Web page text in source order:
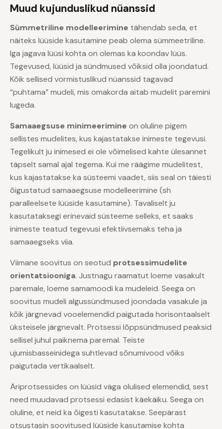
Muud kujunduslikud nüanssid
Sümmetriline modelleerimine tähendab seda, et
näiteks lüüside kasutamine peab olema sümmeetriline.
Iga jagava lüüsi kohta on olemas ka koondav lüüs.
Tegevused, lüüsid ja sündmused võiksid olla joondatud.
Kõik sellised vormistuslikud nüanssid tagavad
“puhtama” mudeli, mis omakorda aitab mudelit paremini
lugeda.
Samaaegsuse minimeerimine on oluline pigem
sellistes mudelites, kus kajastatakse inimeste tegevusi.
Tegelikult ju inimesed ei ole võimelised kahte ülesannet
täpselt samal ajal tegema. Kui me räägime mudelitest,
kus kajastatakse ka süsteemi vaadet, siis seal on täiesti
õigustatud samaaegsuse modelleerimine (sh
paralleelsete lüüside kasutamine). Tavaliselt ju
kasutataksegi erinevaid süsteeme selleks, et saaks
inimeste teatud tegevusi efektiivsemaks teha ja
samaaegseks viia.
Viimane soovitus on seotud protsessimudelite
orientatsiooniga. Justnagu raamatut loeme vasakult
paremale, loeme samamoodi ka mudeleid. Seega on
soovitus mudeli algussündmused joondada vasakule ja
kõik järgnevad vooelemendid paigutada horisontaalselt
üksteisele järgnevalt. Protsessi lõppsündmused peaksid
sellisel juhul paiknema paremal. Teiste
ujumisbasseinidega suhtlevad sõnumivood võiks
paigutada vertikaalselt.
Äriprotsessides on lüüsid väga olulised elemendid, sest
need muudavad protsessi edasist käekäiku. Seega on
oluline, et neid ka õigesti kasutatakse. Seepärast
otsustasin soovitused lüüside kasutamise kohta